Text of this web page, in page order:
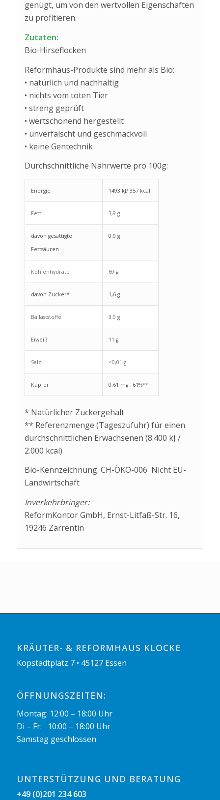
genügt, um von den wertvollen Eigenschaften
zu profitieren.
Zutaten:
Bio-Hirseflocken
Reformhaus-Produkte sind mehr als Bio:
• natürlich und nachhaltig
• nichts vom toten Tier
• streng geprüft
• wertschonend hergestellt
• unverfälscht und geschmackvoll
• keine Gentechnik
Durchschnittliche Nährwerte pro 100g:
Energie 1493 kJ/ 357 kcal
Fett 3,9 g
davon gesättigte
Fettsäuren
0,9 g
Kohlenhydrate 69 g
davon Zucker* 1,6 g
Ballaststoffe 3,9 g
Eiweiß 11 g
Salz <0,01 g
Kupfer 0,61 mg 61%**
* Natürlicher Zuckergehalt
** Referenzmenge (Tageszufuhr) für einen
durchschnittlichen Erwachsenen (8.400 kJ /
2.000 kcal)
Bio-Kennzeichnung: CH-ÖKO-006 Nicht EU-
Landwirtschaft
Inverkehrbringer:
ReformKontor GmbH, Ernst-Litfaß-Str. 16,
19246 Zarrentin
KRÄUTER- & REFORMHAUS KLOCKE
Kopstadtplatz 7 • 45127 Essen
ÖFFNUNGSZEITEN:
Montag: 12:00 – 18:00 Uhr
Di – Fr: 10:00 – 18:00 Uhr
Samstag geschlossen
UNTERSTÜTZUNG UND BERATUNG
+49 (0)201 234 603